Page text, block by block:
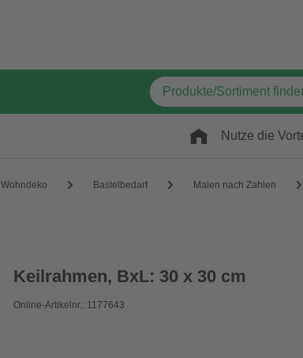
Nutze die
Wohndeko Bastelbedarf Malen nach Zahlen
Keilrahmen, BxL: 30 x 30 cm
Online-Artikelnr.: 1177643